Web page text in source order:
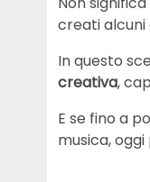
creati alcuni
In questo
creativa,
E se fino a
musica,